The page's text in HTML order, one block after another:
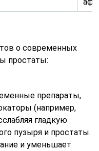
о современных
простаты:
препараты,
(например,
гладкую
пузыря и простаты.
и уменьшает